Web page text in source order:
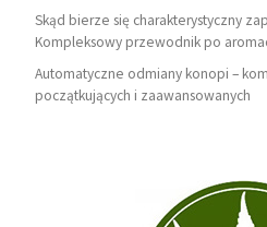
Skąd bierze się charakterystyczny
Kompleksowy przewodnik po
Automatyczne odmiany konopi –
początkujących i zaawansowanych